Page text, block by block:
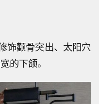
饰颧骨突出、太阳穴
的下颌。